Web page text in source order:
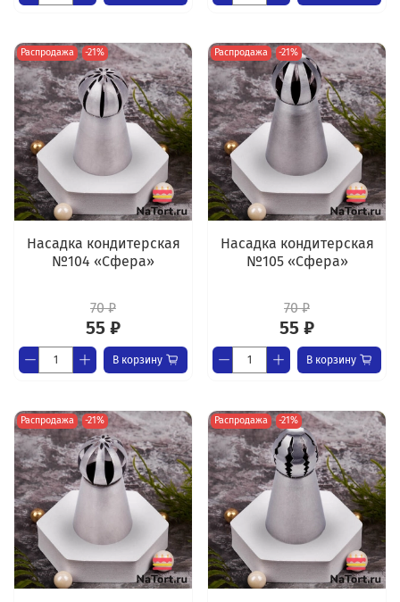
Распродажа -21%
Насадка кондитерская
№104 «Сфера»
70 ₽
55 ₽
В корзину
Распродажа -21%
Насадка кондитерская
№105 «Сфера»
70 ₽
55 ₽
В корзину
Распродажа -21% Распродажа -21%